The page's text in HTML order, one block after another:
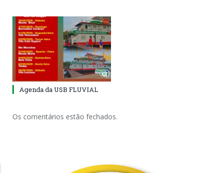
Agenda da USB FLUVIAL
Os comentários estão fechados.